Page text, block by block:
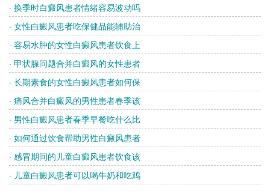
· 换季时白癜风患者情绪容易波动吗
· 女性白癜风患者吃保健品能辅助治
· 容易水肿的女性白癜风患者饮食上
· 甲状腺问题合并白癜风的女性患者
· 长期素食的女性白癜风患者如何保
· 痛风合并白癜风的男性患者春季该
· 男性白癜风患者春季早餐吃什么比
· 如何通过饮食帮助男性白癜风患者
· 感冒期间的儿童白癜风患者饮食该
· 儿童白癜风患者可以喝牛奶和吃鸡